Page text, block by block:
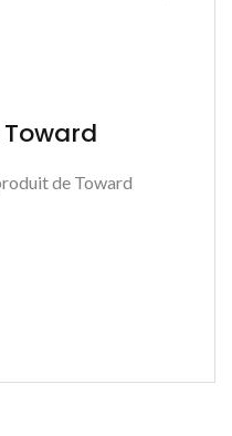
de Toward